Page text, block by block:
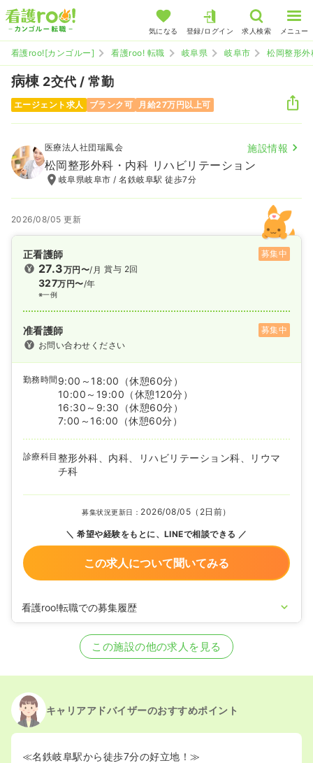
気になる 登録/ログイン 求人検索 メニュー
看護roo![カンゴルー] 看護roo! 転職 岐阜県 岐阜市 松岡整形
病棟 2交代 / 常勤
エージェント求人 ブランク可 月給27万円以上可
医療法人社団瑞鳳会 施設情報
松岡整形外科・内科 リハビリテーション
岐阜県岐阜市 / 名鉄岐阜駅 徒歩7分
2026/08/05 更新
正看護師 募集中
27.3万円〜/月
327万円〜/年
※一例
賞与 2回
准看護師
募集中
お問い合わせください
勤務時間 9:00～18:00
（休憩60分）
10:00～19:00 （休憩120分）
16:30～9:30
（休憩60分）
7:00～16:00
（休憩60分）
診療科目 整形外科、内科、リハビリテーション科、リウマ
チ科
募集状況更新日： 2026/08/05（2日前）
希望や経験をもとに、LINEで相談できる
この求人について聞いてみる
看護roo!転職での募集履歴
この施設の他の求人を見る
キャリアアドバイザーのおすすめポイント
≪名鉄岐阜駅から徒歩7分の好立地！≫